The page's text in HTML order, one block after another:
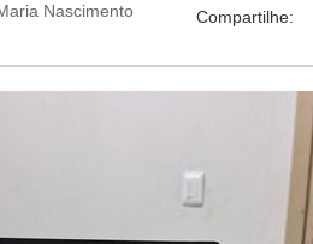
Nascimento
Compartilhe: